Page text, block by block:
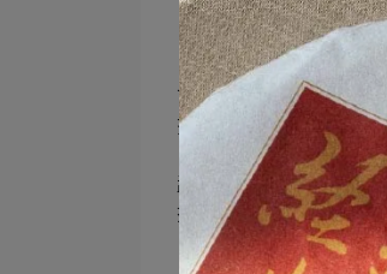
《2、傳統國營廠拚配分
下關味：以保山、臨滄
茶菁進行年份與季節上的
勐海味：生茶以布朗山
搭配少量南糯山面茶與